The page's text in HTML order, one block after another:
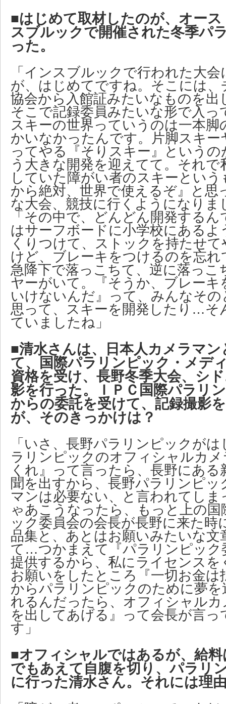
■はじめて取材したのが、オー
スブルックで開催された冬季パ
った。
「インスブルックで行われた大
が、はじめてですね。そこには、
協会から入館証みたいなものを出
そこで記録委員みたいな形で入っ
スキーの世界っていうのは一本脚
かいなかったんです。片脚スキー
ってやる『そりスキー』というの
う大きな開発を迎えてて。それで
していた障がい者のスキーとい
から絶対、世界で使えるぞ』と思
な大会、競技に行くようになりま
「その中で、どんどん開発する
はサーフボードに小学校にあるよ
くりつけて、ストックを持たせ
けど、ブレーキをつけるのを忘れ
急降下で落っこちて、逆に落っこ
ヤーがいて。『そうか、ブレーキ
いけないんだ』って、みんなそ
思って、スキーを開発したり…そ
ていましたね」
■清水さんは、日本人カメラマ
て、国際パラリンピック・メデ
資格を受け、長野冬季大会、シ
影を行った。ＩＰＣ国際パラリ
からの委託を受けて、記録撮影
が、そのきっかけは？
「いさ、長野パラリンピックが
ラリンピックのオフィシャルカ
くれ』って言ったら、長野にある
聞を出すから、長野パラリンピッ
マンは必要ない、と言われてしま
ゃあこうなったら、もっと上の
ック委員会の会長が長野に来た時
品集と、あとはお願いみたいな文
て…つかまえて『パラリンピック
提供するから、私にライセンスを
お願いをしたところ『一切お金は
からパラリンピックのために夢
れるんだったら、オフィシャル
を出してあげる』って会長が言っ
す」
■オフィシャルではあるが、給
でもあえて自腹を切り、パラリ
に行った清水さん。それには理